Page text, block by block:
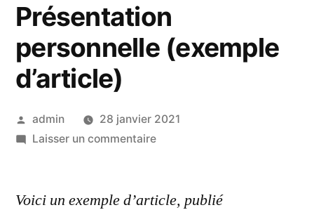
Présentation
personnelle (exemple
d’article)
Publié
par
admin
28 janvier 2021
Laisser un commentairesur
(exemple
Voici un exemple d’article, publié